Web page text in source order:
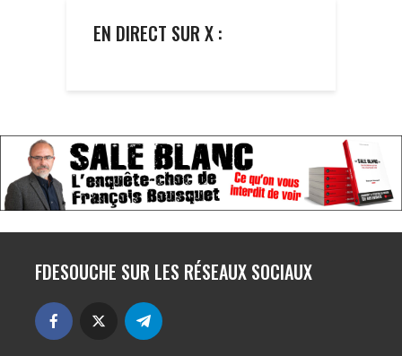
EN DIRECT SUR X :
FDESOUCHE SUR LES RÉSEAUX SOCIAUX